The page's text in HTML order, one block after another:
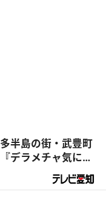
半島の街・武豊町
デラメチャ気にな